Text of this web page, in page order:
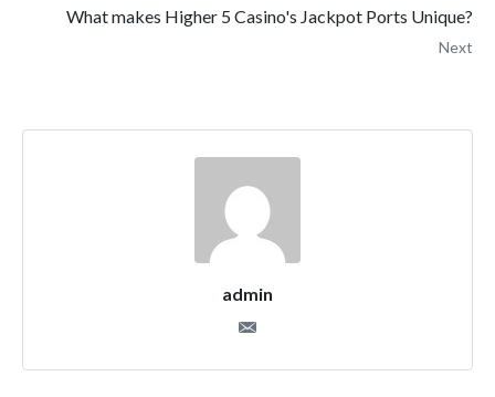
What makes Higher 5 Casino's Jackpot Ports Unique?
Next
admin